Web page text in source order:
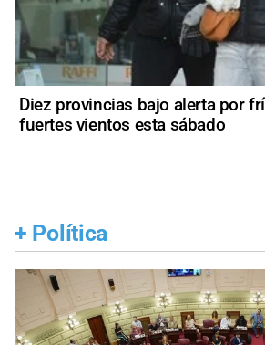
Diez provincias bajo alerta por
fuertes vientos esta sábado
+ Política